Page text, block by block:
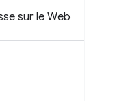
sur le Web